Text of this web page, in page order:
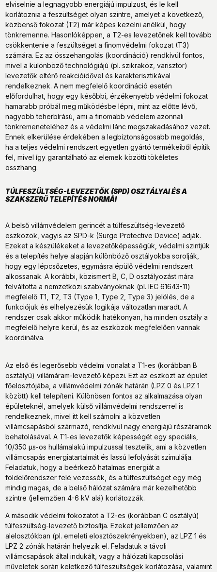
elviselnie a legnagyobb energiájú impulzust, és le kell
korlátoznia a feszültséget olyan szintre, amelyet a következő,
közbenső fokozat (T2) már képes kezelni anélkül, hogy
tönkremenne. Hasonlóképpen, a T2-es levezetőnek kell tovább
csökkentenie a feszültséget a finomvédelmi fokozat (T3)
számára. Ez az összehangolás (koordináció) rendkívül fontos,
mivel a különböző technológiájú (pl. szikraköz, varisztor)
levezetők eltérő reakcióidővel és karakterisztikával
rendelkeznek. A nem megfelelő koordináció esetén
előfordulhat, hogy egy későbbi, érzékenyebb védelmi fokozat
hamarabb próbál meg működésbe lépni, mint az előtte lévő,
nagyobb teherbírású, ami a finomabb védelem azonnali
tönkremeneteléhez és a védelmi lánc megszakadásához vezet.
Ennek elkerülése érdekében a legbiztonságosabb megoldás,
ha a teljes védelmi rendszert egyetlen gyártó termékeiből építik
fel, mivel így garantálható az elemek közötti tökéletes
összhang.
TÚLFESZÜLTSÉG-LEVEZETŐK (SPD) OSZTÁLYAI ÉS A
SZAKSZERŰ TELEPÍTÉS NORMÁI
A belső villámvédelem gerincét a túlfeszültség-levezető
eszközök, vagyis az SPD-k (Surge Protective Device) adják.
Ezeket a készülékeket a levezetőképességük, védelmi szintjük
és a telepítés helye alapján különböző osztályokba sorolják,
hogy egy lépcsőzetes, egymásra épülő védelmi rendszert
alkossanak. A korábbi, közismert B, C, D osztályozást mára
felváltotta a nemzetközi szabványoknak (pl. IEC 61643-11)
megfelelő T1, T2, T3 (Type 1, Type 2, Type 3) jelölés, de a
funkciójuk és elhelyezésük logikája változatlan maradt. A
rendszer csak akkor működik hatékonyan, ha minden osztály a
megfelelő helyre kerül, és az eszközök megfelelően vannak
koordinálva.
Az első és legerősebb védelmi vonalat a T1-es (korábban B
osztályú) villámáram-levezető képezi. Ezt az eszközt az épület
főelosztójába, a villámvédelmi zónák határán (LPZ 0 és LPZ 1
között) kell telepíteni. Különösen fontos az alkalmazása olyan
épületeknél, amelyek külső villámvédelmi rendszerrel is
rendelkeznek, mivel itt kell számolni a közvetlen
villámcsapásból származó, rendkívül nagy energiájú részáramok
behatolásával. A T1-es levezetők képességét egy speciális,
10/350 µs-os hullámalakú impulzussal tesztelik, ami a közvetlen
villámcsapás energiatartalmát és lassú lefolyását szimulálja.
Feladatuk, hogy a beérkező hatalmas energiát a
földelőrendszer felé vezessék, és a túlfeszültséget egy még
mindig magas, de a belső hálózat számára már kezelhetőbb
szintre (jellemzően 4-6 kV alá) korlátozzák.
A második védelmi fokozatot a T2-es (korábban C osztályú)
túlfeszültség-levezető biztosítja. Ezeket jellemzően az
alelosztókban (pl. emeleti elosztószekrényekben), az LPZ 1 és
LPZ 2 zónák határán helyezik el. Feladatuk a távoli
villámcsapások által indukált, vagy a hálózati kapcsolási
műveletek során keletkező túlfeszültségek korlátozása, valamint